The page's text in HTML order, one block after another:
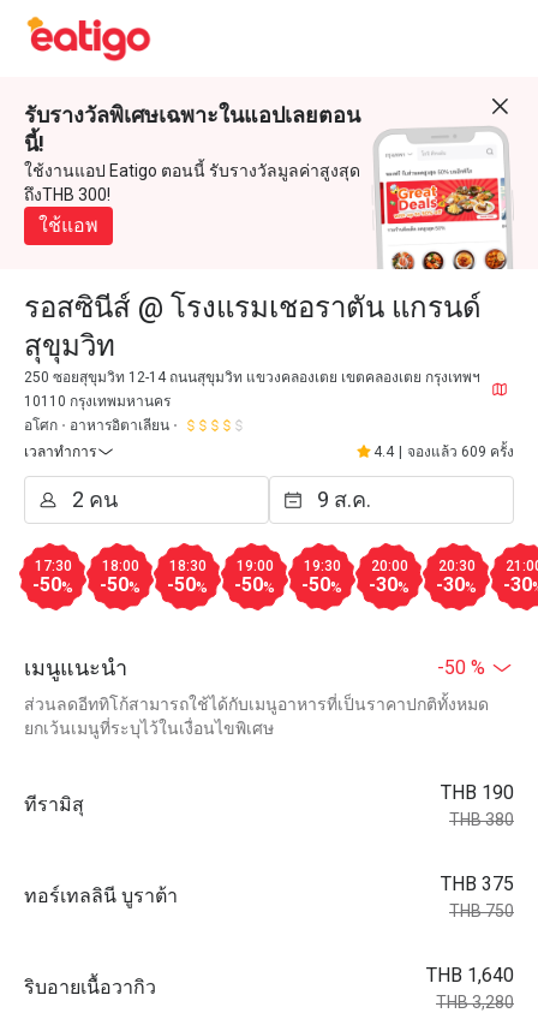
รับรางวัลพิเศษเฉพาะในแอปเลยตอน
นี้!
ใช้งานแอป Eatigo ตอนนี้ รับรางวัลมูลค่าสูงสุด
ถึงTHB 300!
ใช้แอพ
รอสซินีส์ @ โรงแรมเชอราตัน แกรนด์
สุขุมวิท
250 ซอยสุขุมวิท 12-14 ถนนสุขุมวิท แขวงคลองเตย เขตคลองเตย กรุงเทพฯ
10110 กรุงเทพมหานคร
อโศก
อาหารอิตาเลียน
เวลาทำการ
4.4 จองแล้ว 609 ครั้ง
17:30
-50%
18:00
-50%
18:30
-50%
19:00
-50%
19:30
-50%
20:00
-30%
20:30
-30% -30
เมนูแนะนำ -50 %
ส่วนลดอีททิโก้สามารถใช้ได้กับเมนูอาหารที่เป็นราคาปกติทั้งหมด
ยกเว้นเมนูที่ระบุไว้ในเงื่อนไขพิเศษ
ทีรามิสุ
THB 190
THB 380
ทอร์เทลลินี บูราต้า
THB 375
THB 750
ริบอายเนื้อวากิว
THB 1,640
THB 3,280